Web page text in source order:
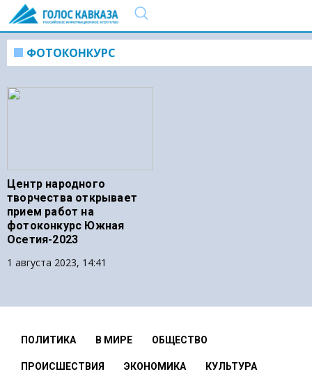
ФОТОКОНКУРС
Центр народного
творчества открывает
прием работ на
фотоконкурс Южная
Осетия-2023
1 августа 2023, 14:41
ПОЛИТИКА В МИРЕ ОБЩЕСТВО
ПРОИСШЕСТВИЯ ЭКОНОМИКА КУЛЬТУРА